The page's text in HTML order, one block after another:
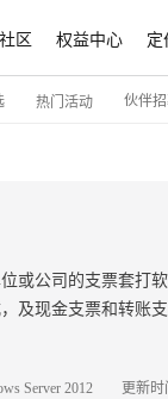
区 权益中心 定
热门活动 伙伴
或公司的支票套
及现金支票和转账
Server 2012 更新时